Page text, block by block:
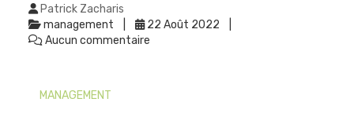
Patrick Zacharis
management
22 Août 2022
Aucun commentaire
MANAGEMENT